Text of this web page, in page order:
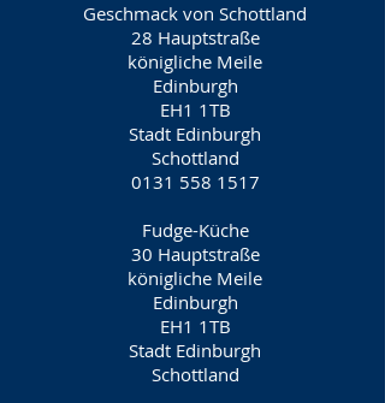
Geschmack von Schottland
28 Hauptstraße
königliche Meile
Edinburgh
EH1 1TB
Stadt Edinburgh
Schottland
0131 558 1517
Fudge-Küche
30 Hauptstraße
königliche Meile
Edinburgh
EH1 1TB
Stadt Edinburgh
Schottland